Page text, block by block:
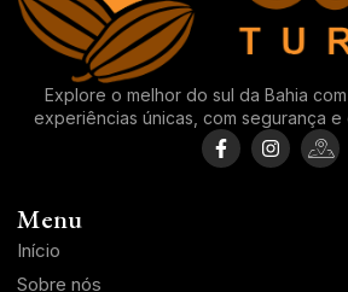
Explore o melhor do sul da Bahia
experiências únicas, com segurança
Menu
Início
Sobre nós